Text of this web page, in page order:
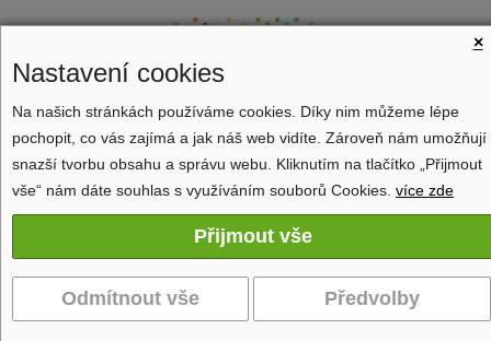
Zobrazit navigaci
×
Nastavení cookies
Na našich stránkách používáme cookies. Díky nim můžeme lépe
pochopit, co vás zajímá a jak náš web vidíte. Zároveň nám umožňují
snazší tvorbu obsahu a správu webu. Kliknutím na tlačítko „Přijmout
vše“ nám dáte souhlas s využíváním souborů Cookies. více zde